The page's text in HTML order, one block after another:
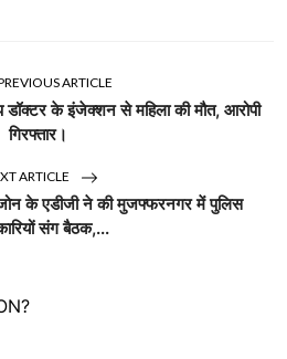
ARTICLE
के इंजेक्शन से महिला की मौत, आरोपी
गिरफ्तार।
ARTICLE
के एडीजी ने की मुजफ्फरनगर में पुलिस
संग बैठक,...